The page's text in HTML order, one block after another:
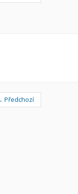
Předchozí